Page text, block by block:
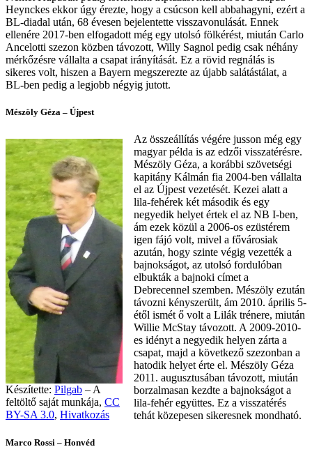
Heynckes ekkor úgy érezte, hogy a csúcson kell abbahagyni, ezért a
BL-diadal után, 68 évesen bejelentette visszavonulását. Ennek
ellenére 2017-ben elfogadott még egy utolsó fölkérést, miután Carlo
Ancelotti szezon közben távozott, Willy Sagnol pedig csak néhány
mérkőzésre vállalta a csapat irányítását. Ez a rövid regnálás is
sikeres volt, hiszen a Bayern megszerezte az újabb salátástálat, a
BL-ben pedig a legjobb négyig jutott.
Mészöly Géza – Újpest
Készítette: Pilgab – A
feltöltő saját munkája, CC
BY-SA 3.0, Hivatkozás
Az összeállítás végére jusson még egy
magyar példa is az edzői visszatérésre.
Mészöly Géza, a korábbi szövetségi
kapitány Kálmán fia 2004-ben vállalta
el az Újpest vezetését. Kezei alatt a
lila-fehérek két második és egy
negyedik helyet értek el az NB I-ben,
ám ezek közül a 2006-os ezüstérem
igen fájó volt, mivel a fővárosiak
azután, hogy szinte végig vezették a
bajnokságot, az utolsó fordulóban
elbukták a bajnoki címet a
Debrecennel szemben. Mészöly ezután
távozni kényszerült, ám 2010. április 5-
étől ismét ő volt a Lilák trénere, miután
Willie McStay távozott. A 2009-2010-
es idényt a negyedik helyen zárta a
csapat, majd a következő szezonban a
hatodik helyet érte el. Mészöly Géza
2011. augusztusában távozott, miután
borzalmasan kezdte a bajnokságot a
lila-fehér együttes. Ez a visszatérés
tehát közepesen sikeresnek mondható.
Marco Rossi – Honvéd